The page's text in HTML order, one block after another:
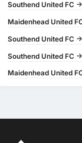
Southend United FC -
Maidenhead United
Southend United FC -
Southend United FC -
Maidenhead United